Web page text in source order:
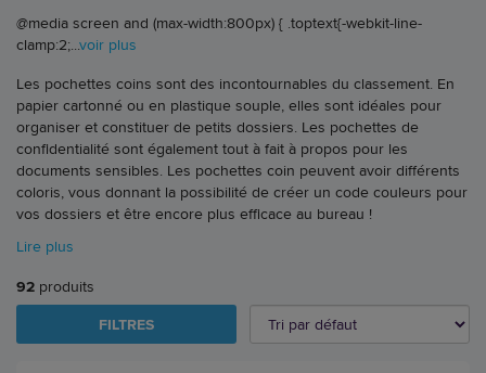
@media screen and (max-width:800px) { .toptext{-webkit-line-
clamp:2;...voir plus
Les pochettes coins sont des incontournables du classement. En
papier cartonné ou en plastique souple, elles sont idéales pour
organiser et constituer de petits dossiers. Les pochettes de
confidentialité sont également tout à fait à propos pour les
documents sensibles. Les pochettes coin peuvent avoir différents
coloris, vous donnant la possibilité de créer un code couleurs pour
vos dossiers et être encore plus efficace au bureau !
Lire plus
92 produits
FILTRES